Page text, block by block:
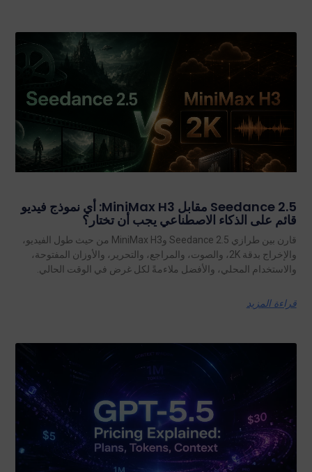
Seedance 2.5 مقابل MiniMax H3: أي نموذج فيديو
قائم على الذكاء الاصطناعي يجب أن تختار؟
قارن بين طرازي Seedance 2.5 وMiniMax H3 من حيث طول الفيديو،
والإخراج بدقة 2K، والصوت، والمراجع، والتحرير، والأوزان المفتوحة،
والاستخدام المحلي، والأفضل ملاءمةً لكل غرض في الوقت الحالي.
قراءة المزيد